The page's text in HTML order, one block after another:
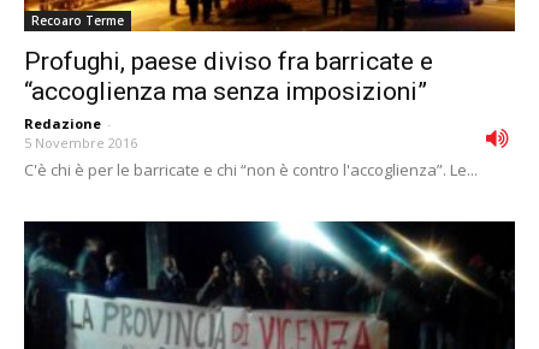
Recoaro Terme
Profughi, paese diviso fra barricate e
“accoglienza ma senza imposizioni”
Redazione -
5 Novembre 2016
C'è chi è per le barricate e chi “non è contro l'accoglienza”. Le...